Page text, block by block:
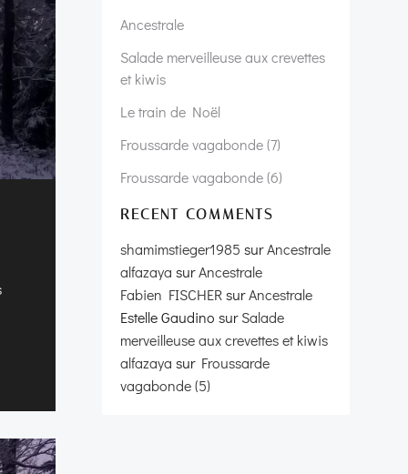
Ancestrale
Salade merveilleuse aux crevettes
et kiwis
Le train de Noël
Froussarde vagabonde (7)
Froussarde vagabonde (6)
RECENT COMMENTS
shamimstieger1985 surAncestrale
alfazaya surAncestrale
Fabien FISCHERsurAncestrale
Estelle Gaudino surSalade
merveilleuse aux crevettes et kiwis
alfazaya sur Froussarde
vagabonde (5)